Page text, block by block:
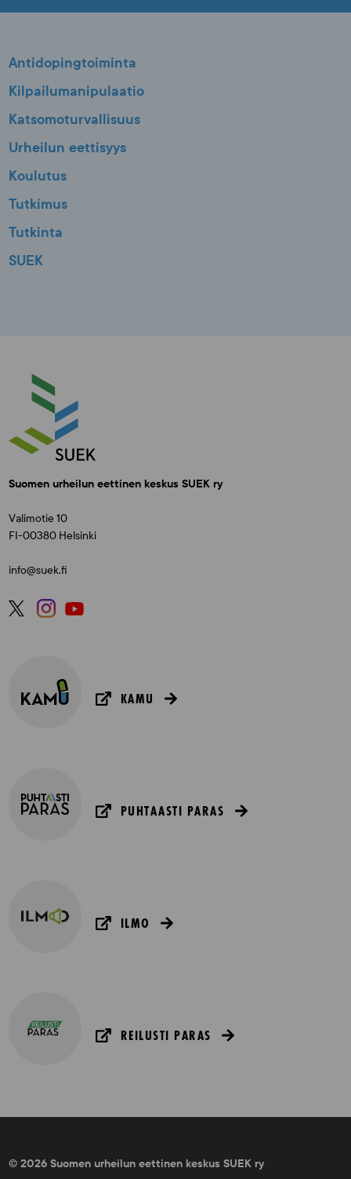
Antidopingtoiminta
Kilpailumanipulaatio
Katsomoturvallisuus
Urheilun eettisyys
Koulutus
Tutkimus
Tutkinta
SUEK
Suomen urheilun eettinen keskus SUEK ry
Valimotie 10
FI-00380 Helsinki
info@suek.fi
KAMU
PUHTAASTI PARAS
ILMO
REILUSTI PARAS
© 2026 Suomen urheilun eettinen keskus SUEK ry